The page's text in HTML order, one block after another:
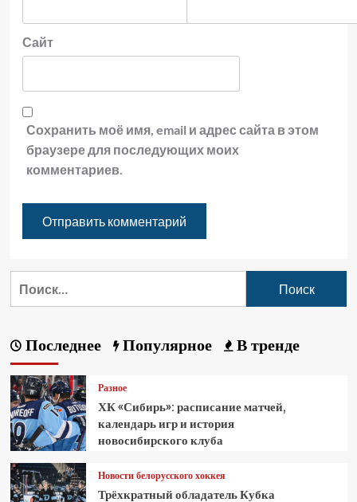
Сайт
Сохранить моё имя, email и адрес сайта в этом
браузере для последующих моих
комментариев.
Последнее Популярное В тренде
Разное
ХК «Сибирь»: расписание матчей,
календарь игр и история
новосибирского клуба
Новости белорусского хоккея
Трёхкратный обладатель Кубка